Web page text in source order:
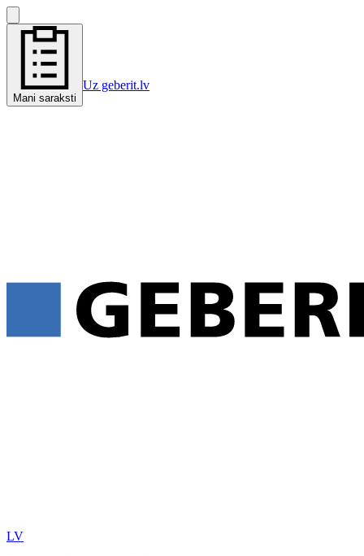
Mani saraksti
Uz geberit.lv
LV